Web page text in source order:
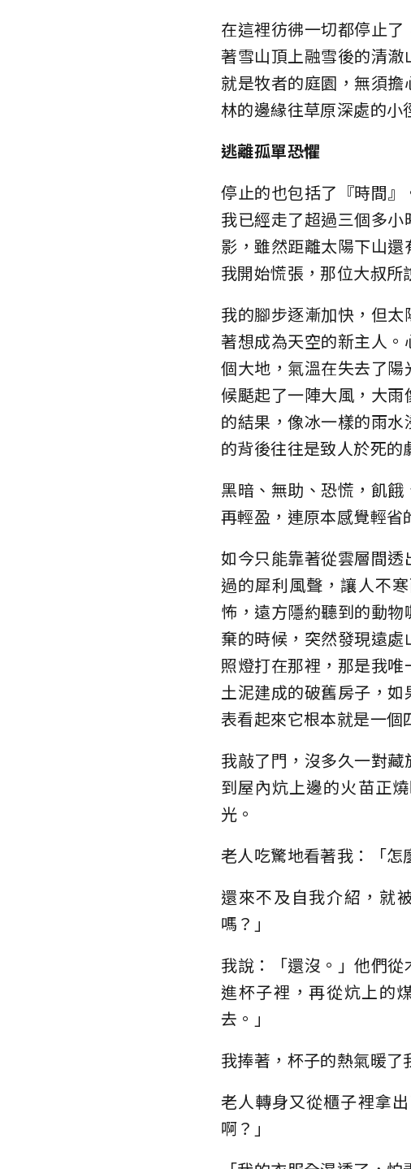
在這裡彷彿一切都停止
著雪山頂上融雪後的清
就是牧者的庭園，無須
林的邊緣往草原深處的小
逃離孤單恐懼
停止的也包括了『時間
我已經走了超過三個多
影，雖然距離太陽下山
我開始慌張，那位大叔所
我的腳步逐漸加快，但
著想成為天空的新主人
個大地，氣溫在失去了
候颳起了一陣大風，大
的結果，像冰一樣的雨
的背後往往是致人於死的
黑暗、無助、恐慌，飢
再輕盈，連原本感覺輕省
如今只能靠著從雲層間
過的犀利風聲，讓人不
怖，遠方隱約聽到的動
棄的時候，突然發現遠
照燈打在那裡，那是我
土泥建成的破舊房子，
表看起來它根本就是一個
我敲了門，沒多久一對
到屋內炕上邊的火苗正
光。
老人吃驚地看著我：「怎
還來不及自我介紹，就
嗎？」
我說：「還沒。」他們
進杯子裡，再從炕上的
去。」
我捧著，杯子的熱氣暖了
老人轉身又從櫃子裡拿
啊？」